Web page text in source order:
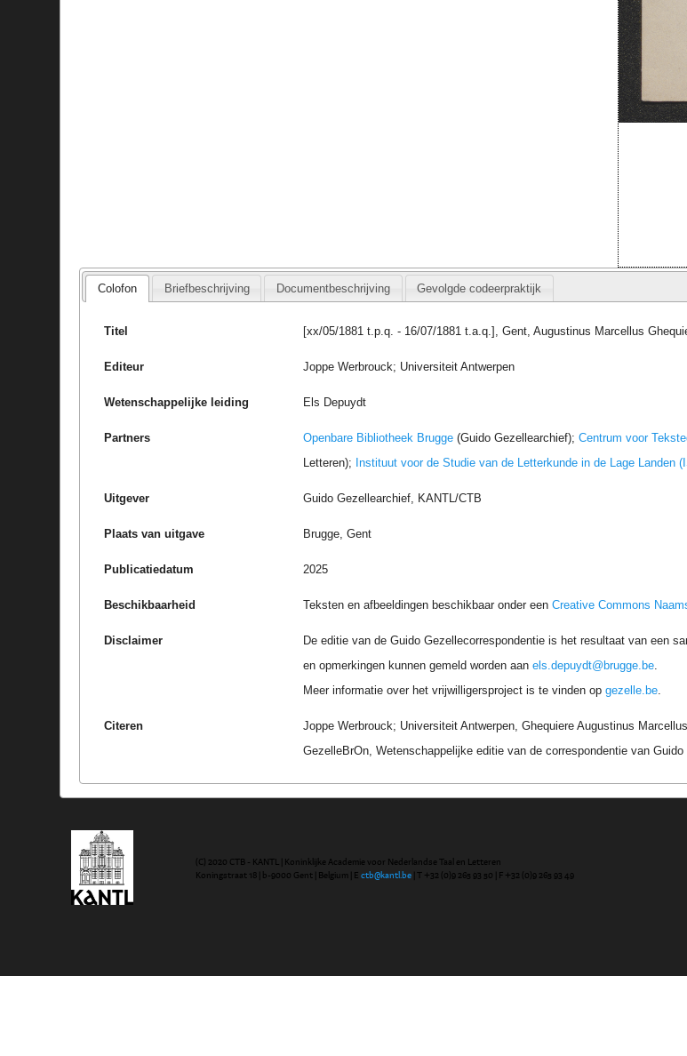
Colofon Briefbeschrijving Documentbeschrijving Gevolgde codeerpraktijk
Titel [xx/05/1881 t.p.q. - 16/07/1881 t.a.q.], Gent, Augustinus Marcellus
Editeur Joppe Werbrouck; Universiteit Antwerpen
Wetenschappelijke leiding Els Depuydt
Partners Openbare Bibliotheek Brugge (Guido Gezellearchief);Centrum voor
Letteren); Instituut voor de Studie van de Letterkunde in de Lage Landen
Uitgever Guido Gezellearchief, KANTL/CTB
Plaats van uitgave Brugge, Gent
Publicatiedatum 2025
Beschikbaarheid Teksten en afbeeldingen beschikbaar onder eenCreative Commons
Disclaimer
De editie van de Guido Gezellecorrespondentie is het resultaat van een
en opmerkingen kunnen gemeld worden aanels.depuydt@brugge.be.
Meer informatie over het vrijwilligersproject is te vinden opgezelle.be.
Citeren
Joppe Werbrouck; Universiteit Antwerpen, Ghequiere Augustinus
GezelleBrOn, Wetenschappelijke editie van de correspondentie van
(C) 2020 CTB - KANTL | Koninklijke Academie voor Nederlandse Taal en Letteren
Koningstraat 18 | b-9000 Gent | Belgium | Ectb@kantl.be | T +32 (0)9 265 93 50 | F +32 (0)9 265 93 49